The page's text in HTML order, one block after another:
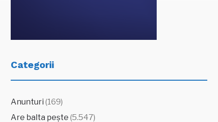
Categorii
Anunturi (169)
Are balta pește (5.547)